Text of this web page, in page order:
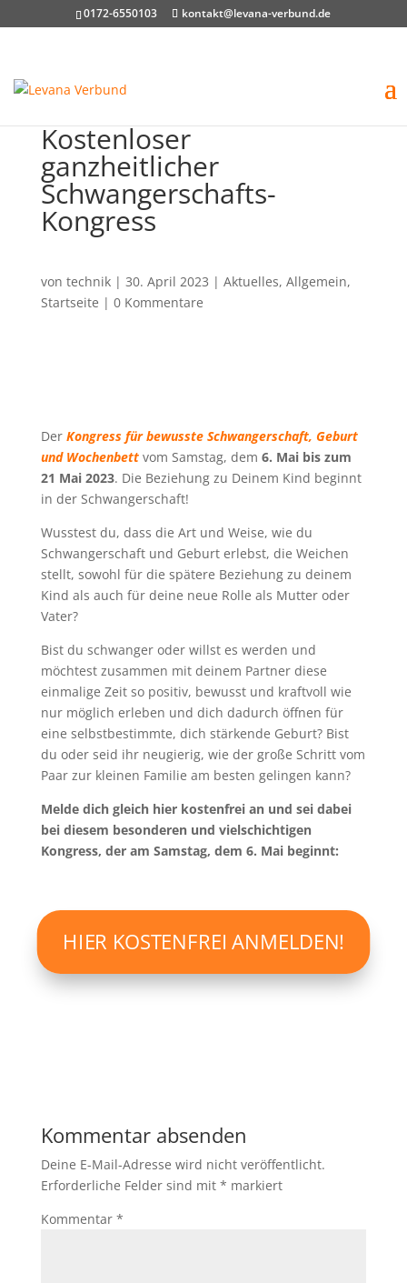
0172-6550103 kontakt@levana-verbund.de
Kostenloser
ganzheitlicher
Schwangerschafts-
Kongress
von technik| 30. April 2023 | Aktuelles, Allgemein,
Startseite | 0 Kommentare
Der Kongress für bewusste Schwangerschaft, Geburt
und Wochenbettvom Samstag, dem 6. Mai bis zum
21 Mai 2023. Die Beziehung zu Deinem Kind beginnt
in der Schwangerschaft!
Wusstest du, dass die Art und Weise, wie du
Schwangerschaft und Geburt erlebst, die Weichen
stellt, sowohl für die spätere Beziehung zu deinem
Kind als auch für deine neue Rolle als Mutter oder
Vater?
Bist du schwanger oder willst es werden und
möchtest zusammen mit deinem Partner diese
einmalige Zeit so positiv, bewusst und kraftvoll wie
nur möglich erleben und dich dadurch öffnen für
eine selbstbestimmte, dich stärkende Geburt? Bist
du oder seid ihr neugierig, wie der große Schritt vom
Paar zur kleinen Familie am besten gelingen kann?
Melde dich gleich hier kostenfrei an und sei dabei
bei diesem besonderen und vielschichtigen
Kongress, der am Samstag, dem 6. Mai beginnt:
HIER KOSTENFREI ANMELDEN!
Kommentar absenden
Deine E-Mail-Adresse wird nicht veröffentlicht.
Erforderliche Felder sind mit * markiert
Kommentar *